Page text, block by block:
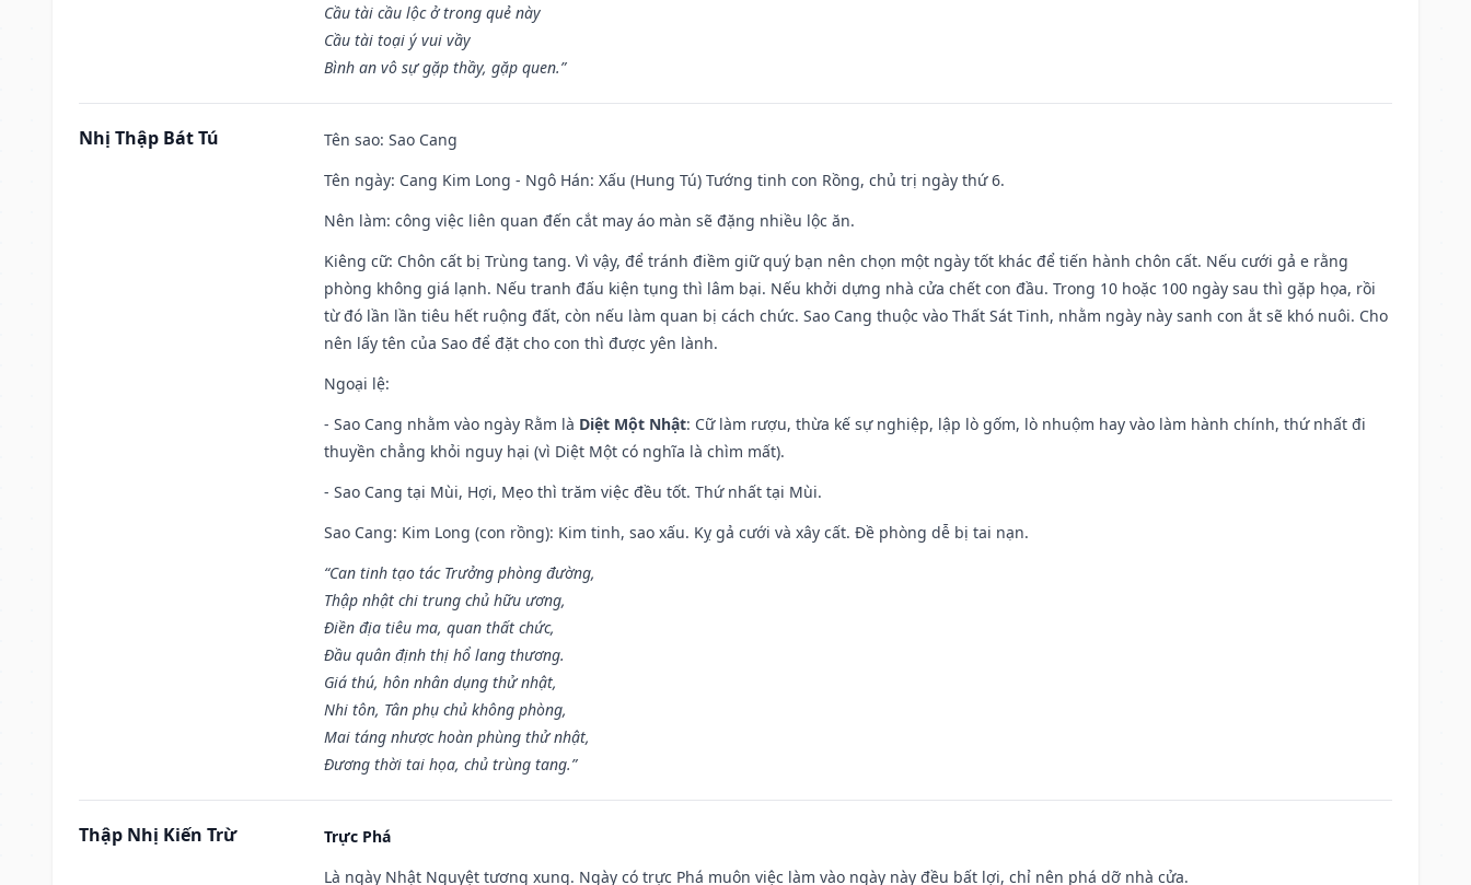
Cầu tài cầu lộc ở trong quẻ này
Cầu tài toại ý vui vầy
Bình an vô sự gặp thầy, gặp quen.”
Nhị Thập Bát Tú Tên sao: Sao Cang
Tên ngày: Cang Kim Long - Ngô Hán: Xấu (Hung Tú) Tướng tinh con Rồng, chủ trị ngày thứ 6.
Nên làm: công việc liên quan đến cắt may áo màn sẽ đặng nhiều lộc ăn.
Kiêng cữ: Chôn cất bị Trùng tang. Vì vậy, để tránh điềm giữ quý bạn nên chọn một ngày tốt khác để tiến hành chôn cất. Nếu cưới gả e rằng
phòng không giá lạnh. Nếu tranh đấu kiện tụng thì lâm bại. Nếu khởi dựng nhà cửa chết con đầu. Trong 10 hoặc 100 ngày sau thì gặp họa, rồi
từ đó lần lần tiêu hết ruộng đất, còn nếu làm quan bị cách chức. Sao Cang thuộc vào Thất Sát Tinh, nhằm ngày này sanh con ắt sẽ khó nuôi. Cho
nên lấy tên của Sao để đặt cho con thì được yên lành.
Ngoại lệ:
- Sao Cang nhằm vào ngày Rằm là Diệt Một Nhật: Cữ làm rượu, thừa kế sự nghiệp, lập lò gốm, lò nhuộm hay vào làm hành chính, thứ nhất đi
thuyền chẳng khỏi nguy hại (vì Diệt Một có nghĩa là chìm mất).
- Sao Cang tại Mùi, Hợi, Mẹo thì trăm việc đều tốt. Thứ nhất tại Mùi.
Sao Cang: Kim Long (con rồng): Kim tinh, sao xấu. Kỵ gả cưới và xây cất. Đề phòng dễ bị tai nạn.
“Can tinh tạo tác Trưởng phòng đường,
Thập nhật chi trung chủ hữu ương,
Điền địa tiêu ma, quan thất chức,
Đầu quân định thị hổ lang thương.
Giá thú, hôn nhân dụng thử nhật,
Nhi tôn, Tân phụ chủ không phòng,
Mai táng nhược hoàn phùng thử nhật,
Đương thời tai họa, chủ trùng tang.”
Thập Nhị Kiến Trừ
Trực Phá
Là ngày Nhật Nguyệt tương xung. Ngày có trực Phá muôn việc làm vào ngày này đều bất lợi, chỉ nên phá dỡ nhà cửa.